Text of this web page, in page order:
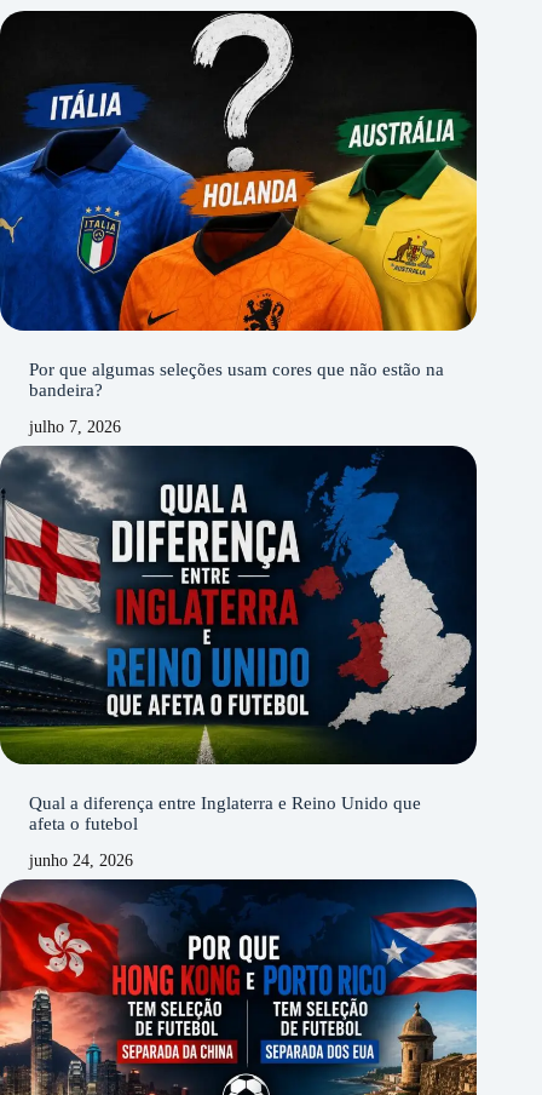
Por que algumas seleções usam cores que não estão na
bandeira?
julho 7, 2026
Qual a diferença entre Inglaterra e Reino Unido que
afeta o futebol
junho 24, 2026